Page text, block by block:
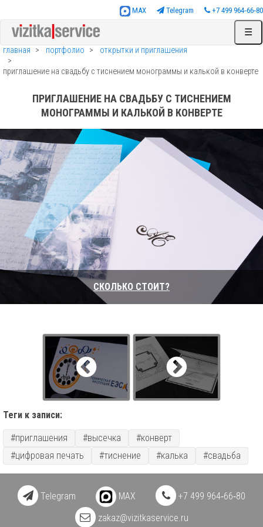
MAX Telegram +7 499 964‑66‑80
☰
главная
портфолио открытки и приглашения
приглашение на свадьбу с тиснением монограммы и калькой в конверте
ПРИГЛАШЕНИЕ НА СВАДЬБУ С ТИСНЕНИЕМ
МОНОГРАММЫ И КАЛЬКОЙ В КОНВЕРТЕ
СКОЛЬКО СТОИТ?
Теги к записи:
#приглашения #высечка
#конверт
#цифровая печать
#тиснение #калька #свадьба
Telegram MAX
+7 499 964‑66‑80
zakaz@vizitkaservice.ru